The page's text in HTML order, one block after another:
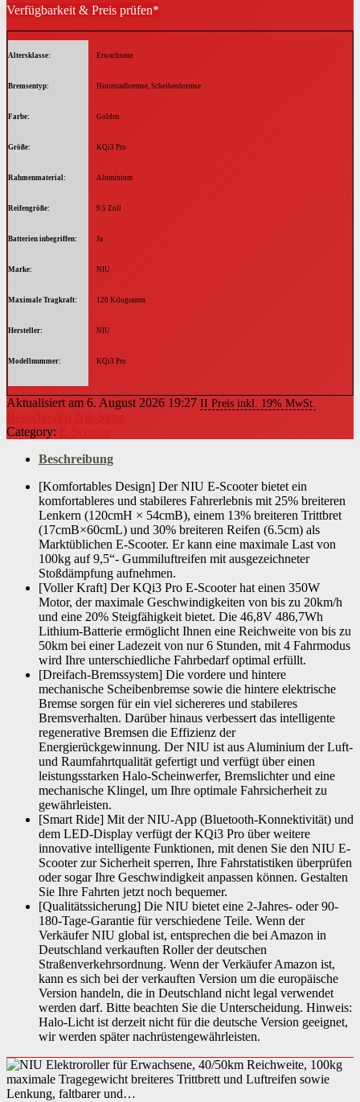
Verfügbarkeit & Preis prüfen*
Altersklasse ‎Erwachsene
Bremsentyp ‎Hinterradbremse, Scheibenbremse
Farbe ‎Golden
Größe ‎KQi3 Pro
Rahmenmaterial ‎Aluminium
Reifengröße ‎9.5 Zoll
Batterien inbegriffen ‎Ja
Marke ‎NIU
Maximale Tragkraft ‎120 Kilogramm
Hersteller ‎NIU
Modellnummer ‎KQi3 Pro
Aktualisiert am 6. August 2026 19:27 II Preis inkl. 19% MwSt.
Category:
Beschreibung
[Komfortables Design] Der NIU E-Scooter bietet ein
komfortableres und stabileres Fahrerlebnis mit 25% breiteren
Lenkern (120cmH × 54cmB), einem 13% breiteren Trittbret
(17cmB×60cmL) und 30% breiteren Reifen (6.5cm) als
Marktüblichen E-Scooter. Er kann eine maximale Last von
100kg auf 9,5“- Gummiluftreifen mit ausgezeichneter
Stoßdämpfung aufnehmen.
[Voller Kraft] Der KQi3 Pro E-Scooter hat einen 350W
Motor, der maximale Geschwindigkeiten von bis zu 20km/h
und eine 20% Steigfähigkeit bietet. Die 46,8V 486,7Wh
Lithium-Batterie ermöglicht Ihnen eine Reichweite von bis zu
50km bei einer Ladezeit von nur 6 Stunden, mit 4 Fahrmodus
wird Ihre unterschiedliche Fahrbedarf optimal erfüllt.
[Dreifach-Bremssystem] Die vordere und hintere
mechanische Scheibenbremse sowie die hintere elektrische
Bremse sorgen für ein viel sichereres und stabileres
Bremsverhalten. Darüber hinaus verbessert das intelligente
regenerative Bremsen die Effizienz der
Energierückgewinnung. Der NIU ist aus Aluminium der Luft-
und Raumfahrtqualität gefertigt und verfügt über einen
leistungsstarken Halo-Scheinwerfer, Bremslichter und eine
mechanische Klingel, um Ihre optimale Fahrsicherheit zu
gewährleisten.
[Smart Ride] Mit der NIU-App (Bluetooth-Konnektivität) und
dem LED-Display verfügt der KQi3 Pro über weitere
innovative intelligente Funktionen, mit denen Sie den NIU E-
Scooter zur Sicherheit sperren, Ihre Fahrstatistiken überprüfen
oder sogar Ihre Geschwindigkeit anpassen können. Gestalten
Sie Ihre Fahrten jetzt noch bequemer.
[Qualitätssicherung] Die NIU bietet eine 2-Jahres- oder 90-
180-Tage-Garantie für verschiedene Teile. Wenn der
Verkäufer NIU global ist, entsprechen die bei Amazon in
Deutschland verkauften Roller der deutschen
Straßenverkehrsordnung. Wenn der Verkäufer Amazon ist,
kann es sich bei der verkauften Version um die europäische
Version handeln, die in Deutschland nicht legal verwendet
werden darf. Bitte beachten Sie die Unterscheidung. Hinweis:
Halo-Licht ist derzeit nicht für die deutsche Version geeignet,
wir werden später nachrüstengewährleisten.